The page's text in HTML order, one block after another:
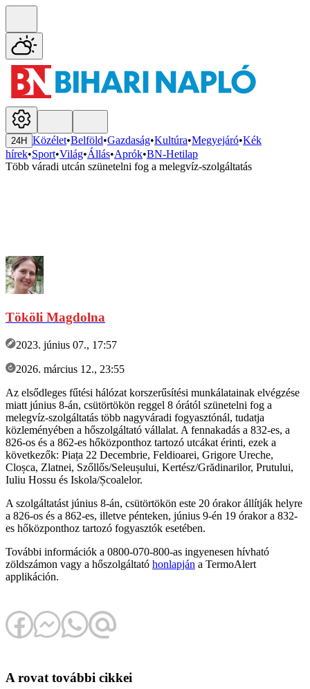
24H Közélet•Belföld•Gazdaság•Kultúra•Megyejáró•Kék
hírek•Sport•Világ•Állás•Aprók•BN-Hetilap
Több váradi utcán szünetelni fog a melegvíz-szolgáltatás
Tököli Magdolna
2023. június 07., 17:57
2026. március 12., 23:55
Az elsődleges fűtési hálózat korszerűsítési munkálatainak elvégzése
miatt június 8-án, csütörtökön reggel 8 órától szünetelni fog a
melegvíz-szolgáltatás több nagyváradi fogyasztónál, tudatja
közleményében a hőszolgáltató vállalat. A fennakadás a 832-es, a
826-os és a 862-es hőközponthoz tartozó utcákat érinti, ezek a
következők: Piața 22 Decembrie, Feldioarei, Grigore Ureche,
Cloșca, Zlatnei, Szőllős/Seleușului, Kertész/Grădinarilor, Prutului,
Iuliu Hossu és Iskola/Școalelor.
A szolgáltatást június 8-án, csütörtökön este 20 órakor állítják helyre
a 826-os és a 862-es, illetve pénteken, június 9-én 19 órakor a 832-
es hőközponthoz tartozó fogyasztók esetében.
További információk a 0800-070-800-as ingyenesen hívható
zöldszámon vagy a hőszolgáltató honlapján a TermoAlert
applikáción.
A rovat további cikkei